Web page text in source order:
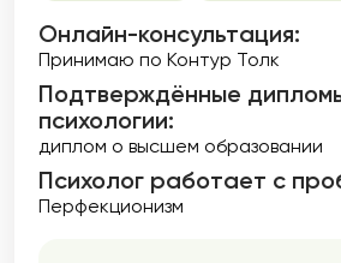
Онлайн-консультация:
Принимаю по Контур Толк
Подтверждённые
психологии:
диплом о высшем образовании
Психолог работает с
Перфекционизм